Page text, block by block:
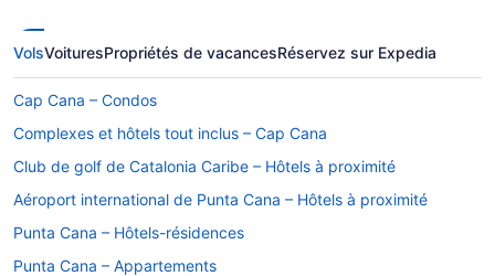
VolsVoituresPropriétés de vacancesRéservez sur Expedia
Cap Cana – Condos
Complexes et hôtels tout inclus – Cap Cana
Club de golf de Catalonia Caribe – Hôtels à proximité
Aéroport international de Punta Cana – Hôtels à proximité
Punta Cana – Hôtels-résidences
Punta Cana – Appartements